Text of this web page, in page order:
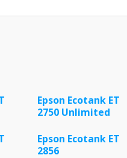
Epson Ecotank ET
2750 Unlimited
Epson Ecotank ET
2856